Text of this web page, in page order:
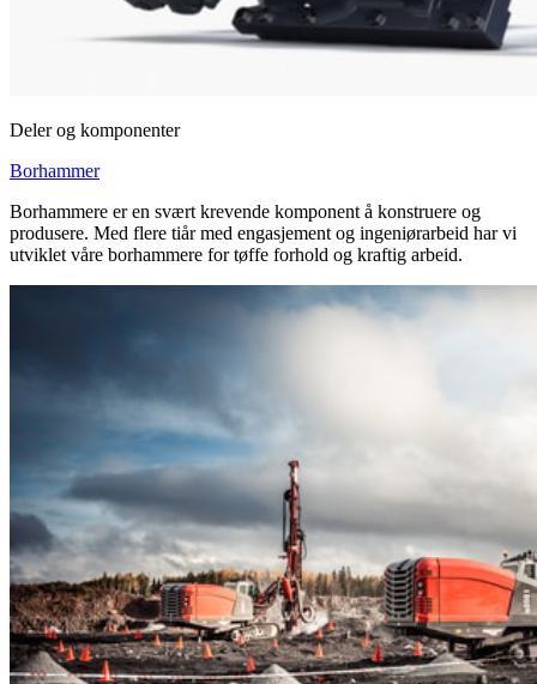
Deler og komponenter
Borhammer
Borhammere er en svært krevende komponent å konstruere og
produsere. Med flere tiår med engasjement og ingeniørarbeid har vi
utviklet våre borhammere for tøffe forhold og kraftig arbeid.